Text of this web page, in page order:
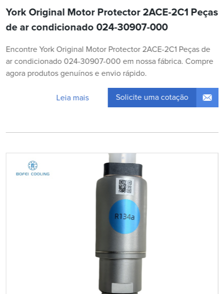
York Original Motor Protector 2ACE-2C1 Peças
de ar condicionado 024-30907-000
Encontre York Original Motor Protector 2ACE-2C1 Peças de
ar condicionado 024-30907-000 em nossa fábrica. Compre
agora produtos genuínos e envio rápido.
Leia mais Solicite uma cotação